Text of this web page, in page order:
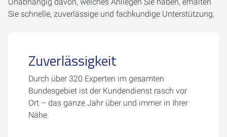
Sie schnelle, zuverlässige und fachkundige Unterstützung.
Zuverlässigkeit
Durch über 320 Experten im gesamten
Bundesgebiet ist der Kundendienst rasch vor
Ort – das ganze Jahr über und immer in Ihrer
Nähe.